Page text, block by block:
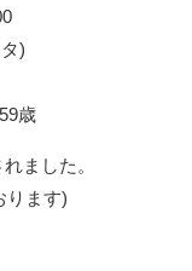
)
歳
ました。
ります)